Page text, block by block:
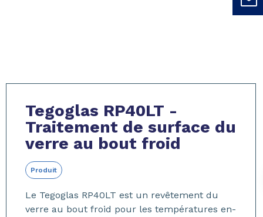
Tegoglas RP40LT -
Traitement de surface du
verre au bout froid
Produit
Le Tegoglas RP40LT est un revêtement du
verre au bout froid pour les températures en-